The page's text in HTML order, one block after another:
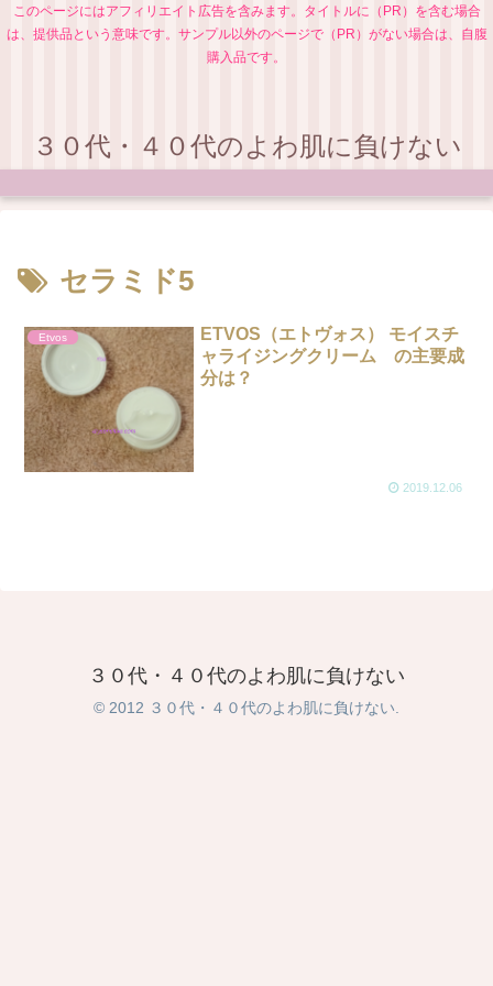
このページにはアフィリエイト広告を含みます。タイトルに（PR）を含む場合
は、提供品という意味です。サンプル以外のページで（PR）がない場合は、自腹
購入品です。
３０代・４０代のよわ肌に負けない
セラミド5
Etvos
ETVOS（エトヴォス） モイスチ
ャライジングクリーム の主要成
分は？
2019.12.06
３０代・４０代のよわ肌に負けない
© 2012 ３０代・４０代のよわ肌に負けない.